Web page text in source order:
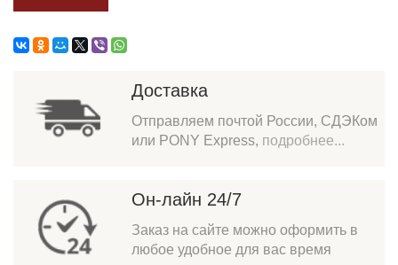
Доставка
Отправляем почтой России, СДЭКом
или PONY Express, подробнее...
Он-лайн 24/7
Заказ на сайте можно оформить в
любое удобное для вас время